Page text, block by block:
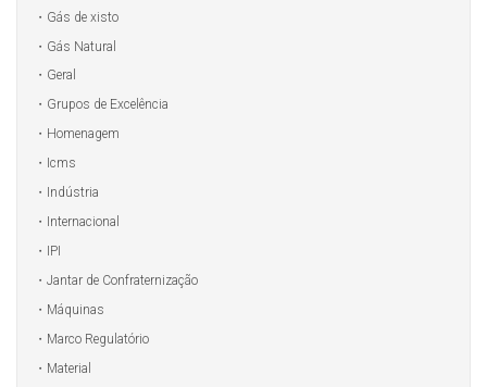
Gás de xisto
Gás Natural
Geral
Grupos de Excelência
Homenagem
Icms
Indústria
Internacional
IPI
Jantar de Confraternização
Máquinas
Marco Regulatório
Material